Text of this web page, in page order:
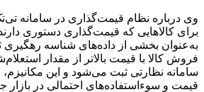
وی درباره نظام قیمت‌گذاری در سامانه
برای کالاهایی که قیمت‌گذاری دستوری
به‌عنوان بخشی از داده‌های شناسه
فروش کالا با قیمت بالاتر از مقدار
سامانه نظارتی ثبت می‌شود و این مکانیزم،
قیمت و سوءاستفاده‌های احتمالی در بازار